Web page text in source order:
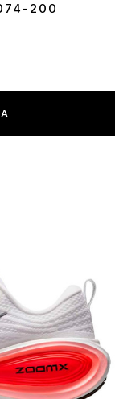
200